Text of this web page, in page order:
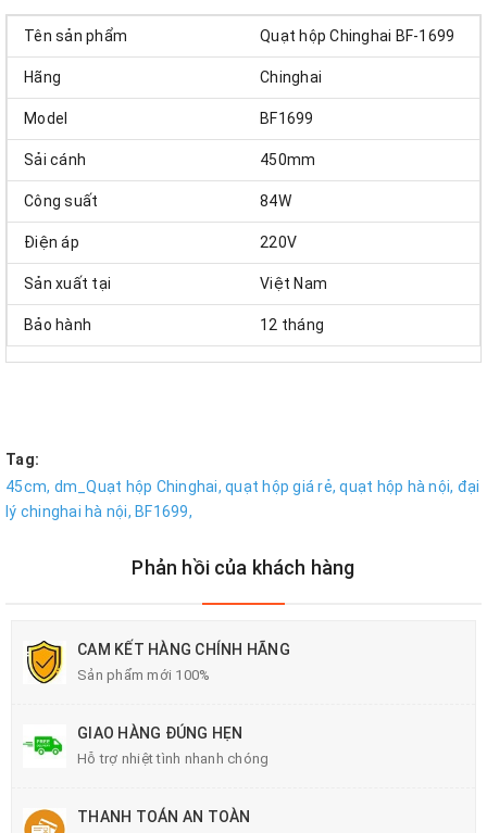
Tên sản phẩm Quạt hộp Chinghai BF-1699
Hãng Chinghai
Model BF1699
Sải cánh 450mm
Công suất 84W
Điện áp 220V
Sản xuất tại Việt Nam
Bảo hành 12 tháng
Tag:
45cm, dm_Quạt hộp Chinghai, quạt hộp giá rẻ, quạt hộp hà nội, đại
lý chinghai hà nội, BF1699,
Phản hồi của khách hàng
CAM KẾT HÀNG CHÍNH HÃNG
Sản phẩm mới 100%
GIAO HÀNG ĐÚNG HẸN
Hỗ trợ nhiệt tình nhanh chóng
THANH TOÁN AN TOÀN